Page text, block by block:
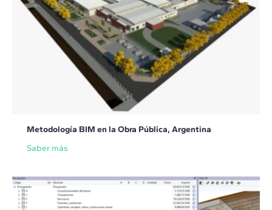
Metodología BIM en la Obra Pública, Argentina
Saber más